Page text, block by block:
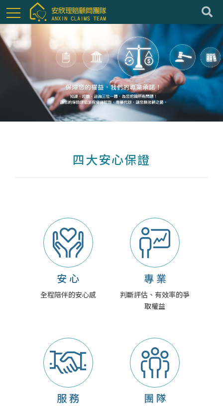
四大安心保證
安 心
全程陪伴的安心感
專 業
判斷評估、有效率的爭
取權益
服 務 團 隊